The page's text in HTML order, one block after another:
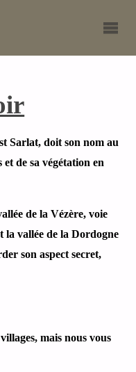
Sarlat, doit son nom au
et de sa végétation en
de la Vézère, voie
la vallée de la Dordogne
son aspect secret,
mais nous vous